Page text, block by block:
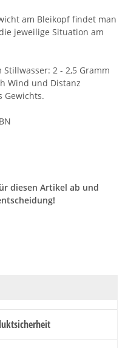
am Bleikopf findet man
jeweilige Situation am
2 - 2,5 Gramm
Wind und Distanz
Gewichts.
diesen Artikel ab und